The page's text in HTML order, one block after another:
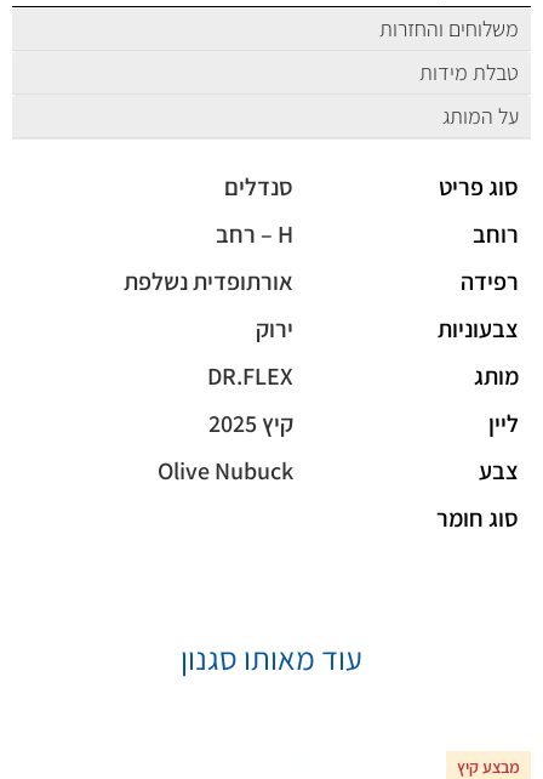
משלוחים והחזרות
טבלת מידות
על המותג
סוג פריט
סנדלים
רוחב
H – רחב
רפידה
אורתופדית נשלפת
צבעוניות
ירוק
מותג
DR.FLEX
ליין
קיץ 2025
צבע
Olive Nubuck
סוג חומר
עוד מאותו סגנון
מבצע קיץ